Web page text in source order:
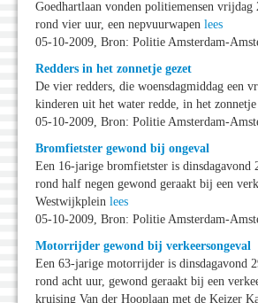
Goedhartlaan vonden politiemensen vrijdag
rond vier uur, een nepvuurwapen lees
05-10-2009, Bron: Politie Amsterdam-
Redders in het zonnetje gezet
De vier redders, die woensdagmiddag een
kinderen uit het water redde, in het zonnetje
05-10-2009, Bron: Politie Amsterdam-
Bromfietster gewond bij ongeval
Een 16-jarige bromfietster is dinsdagavond
rond half negen gewond geraakt bij een
Westwijkplein lees
05-10-2009, Bron: Politie Amsterdam-
Motorrijder gewond bij verkeersongeval
Een 63-jarige motorrijder is dinsdagavond
rond acht uur, gewond geraakt bij een
kruising Van der Hooplaan met de Keizer